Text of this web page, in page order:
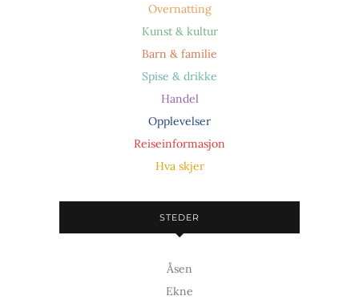
Overnatting
Kunst & kultur
Barn & familie
Spise & drikke
Handel
Opplevelser
Reiseinformasjon
Hva skjer
STEDER
Åsen
Ekne